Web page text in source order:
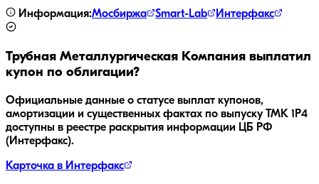
Информация:Мосбиржа Smart-Lab Интерфакс
Трубная Металлургическая Компания выплатил
купон по облигации?
Официальные данные о статусе выплат купонов,
амортизации и существенных фактах по выпуску ТМК 1P4
доступны в реестре раскрытия информации ЦБ РФ
(Интерфакс).
Карточка в Интерфакс